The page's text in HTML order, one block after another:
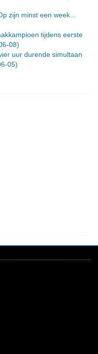
zijn minst een week...
tijdens eerste
08)
uur durende simultaan
05)